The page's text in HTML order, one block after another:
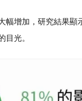
幅增加，研究結果
目光。